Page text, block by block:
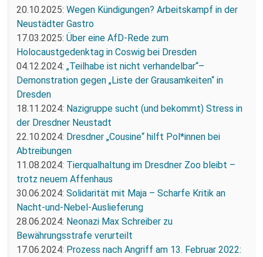
20.10.2025: Wegen Kündigungen? Arbeitskampf in der
Neustädter Gastro
17.03.2025: Über eine AfD-Rede zum
Holocaustgedenktag in Coswig bei Dresden
04.12.2024: „Teilhabe ist nicht verhandelbar“–
Demonstration gegen „Liste der Grausamkeiten“ in
Dresden
18.11.2024: Nazigruppe sucht (und bekommt) Stress in
der Dresdner Neustadt
22.10.2024: Dresdner „Cousine“ hilft Pol*innen bei
Abtreibungen
11.08.2024: Tierqualhaltung im Dresdner Zoo bleibt –
trotz neuem Affenhaus
30.06.2024: Solidarität mit Maja – Scharfe Kritik an
Nacht-und-Nebel-Auslieferung
28.06.2024: Neonazi Max Schreiber zu
Bewährungsstrafe verurteilt
17.06.2024: Prozess nach Angriff am 13. Februar 2022: